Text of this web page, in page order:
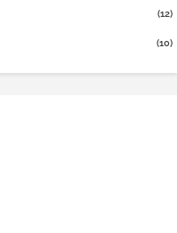
(12)
(10)